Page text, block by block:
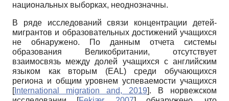
национальных выборках, неоднозначны.
В ряде исследований связи концентрации детей-
мигрантов и образовательных достижений учащихся
не обнаружено. По данным отчета системы
образования Великобритании, отсутствует
взаимосвязь между долей учащихся с английским
языком как вторым (EAL) среди обучающихся
региона и общим уровнем успеваемости учащихся
[International migration and, 2019]. В норвежском